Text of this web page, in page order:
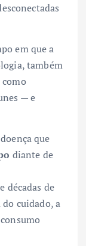
em que a
também
como
— e
que
diante de
décadas de
cuidado, a